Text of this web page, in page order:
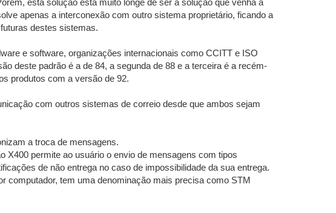
esta solução está muito longe de ser a solução que venha a
apenas a interconexão com outro sistema proprietário, ficando a
destes sistemas.
e software, organizações internacionais como CCITT e ISO
deste padrão é a de 84, a segunda de 88 e a terceira é a recém-
produtos com a versão de 92.
com outros sistemas de correio desde que ambos sejam
a troca de mensagens.
X400 permite ao usuário o envio de mensagens com tipos
de não entrega no caso de impossibilidade da sua entrega.
computador, tem uma denominação mais precisa como STM